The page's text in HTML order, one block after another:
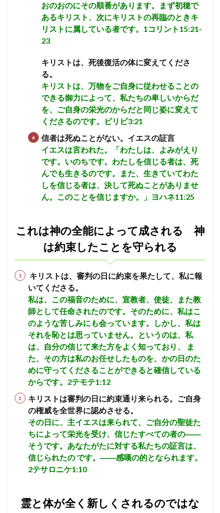
おのおのにその順番があります。まず初穂で
あるキリスト、次にキリストの再臨のときキ
リストに属している者です。1コリント15:21-
23
キリストは、死後復活の体に変えてくださ
る。
キリストは、万物をご自身に従わせることの
できる御力によって、私たちの卑しいからだ
を、ご自身の栄光のからだと同じ姿に変えて
くださるのです。
ピリピ3:21
信者は死ぬことがない。イエスの証言
イエスは言われた。「わたしは、よみがえり
です。いのちです。わたしを信じる者は、死
んでも生きるのです。
また、生きていてわた
しを信じる者は、決して死ぬことがありませ
ん。このことを信じますか。」 ヨハネ11:25
これは神の全能によって成される 神
は約束したことを守られる
キリストは、審判の日に約束を果たして、私に報
いてくださる。
私は、この福音のために、宣教者、使徒、また教
師として任命されたのです。そのために、私はこ
のような苦しみにも会っています。しかし、私は
それを恥とは思っていません。というのは、私
は、自分の信じて来た方をよく知っており、 ま
た、その方は私のお任せしたものを、かの日のた
めに守ってくださることができると確信している
からです。2テモテ1:12
キリストは審判の日に約束通り来られる。ご自身
の権威を全世界に認めさせる。
その日に、主イエスは来られて、ご自分の聖徒た
ちによって栄光を受け、信じたすべての者の――
そうです。あなたがたに対する私たちの証言は、
信じられたの です。――感嘆の的となられます。
2テサロニケ1:10
霊と体が全く新しくされるのではな